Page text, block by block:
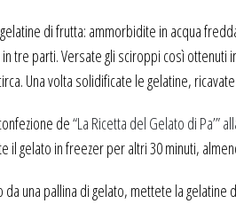
di frutta: ammorbidite in acqua
tre parti. Versate gli sciroppi così
Una volta solidificate le gelatine,
de“La Ricetta del Gelato di Pa’”
il gelato in freezer per altri 30 minuti,
una pallina di gelato, mettete la